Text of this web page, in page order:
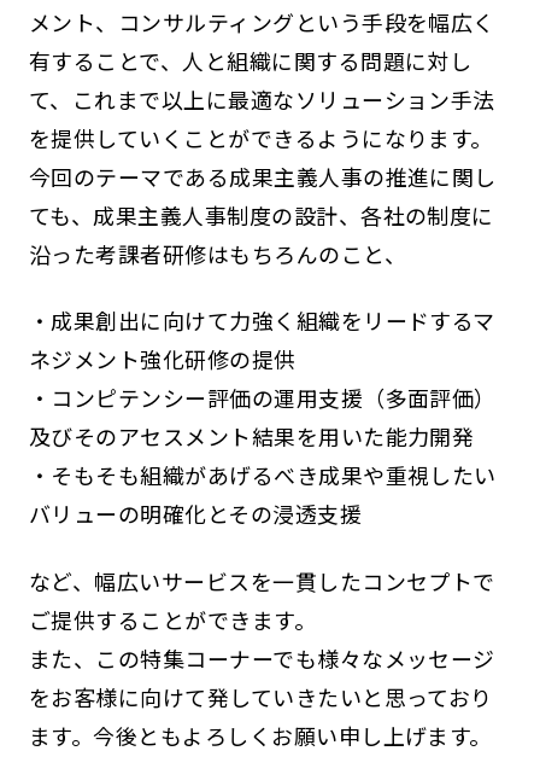
メント、コンサルティングという手段を幅広く
有することで、人と組織に関する問題に対し
て、これまで以上に最適なソリューション手法
を提供していくことができるようになります。
今回のテーマである成果主義人事の推進に関し
ても、成果主義人事制度の設計、各社の制度に
沿った考課者研修はもちろんのこと、
・成果創出に向けて力強く組織をリードするマ
ネジメント強化研修の提供
・コンピテンシー評価の運用支援（多面評価）
及びそのアセスメント結果を用いた能力開発
・そもそも組織があげるべき成果や重視したい
バリューの明確化とその浸透支援
など、幅広いサービスを一貫したコンセプトで
ご提供することができます。
また、この特集コーナーでも様々なメッセージ
をお客様に向けて発していきたいと思っており
ます。今後ともよろしくお願い申し上げます。